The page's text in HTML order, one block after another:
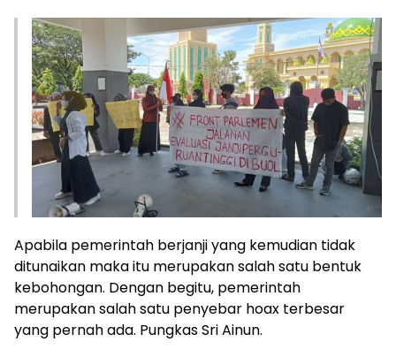
Apabila pemerintah berjanji yang kemudian tidak
ditunaikan maka itu merupakan salah satu bentuk
kebohongan. Dengan begitu, pemerintah
merupakan salah satu penyebar hoax terbesar
yang pernah ada. Pungkas Sri Ainun.